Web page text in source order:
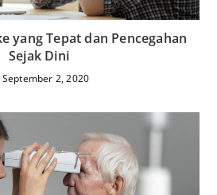
yang Tepat dan Pencegahan
Sejak Dini
September 2, 2020